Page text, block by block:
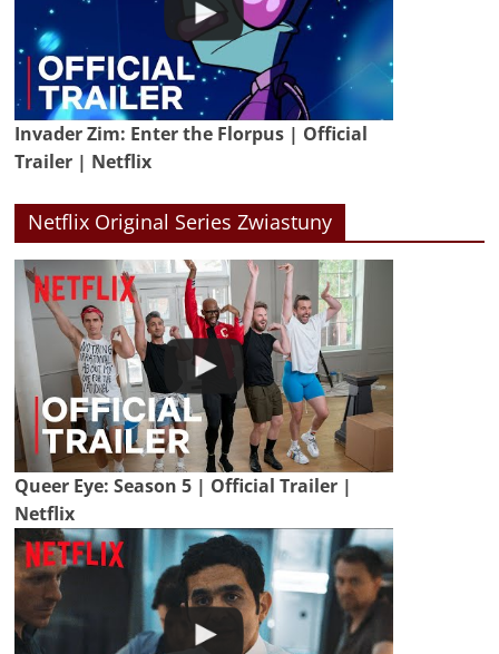
Invader Zim: Enter the Florpus | Official
Trailer | Netflix
Netflix Original Series Zwiastuny
Queer Eye: Season 5 | Official Trailer |
Netflix